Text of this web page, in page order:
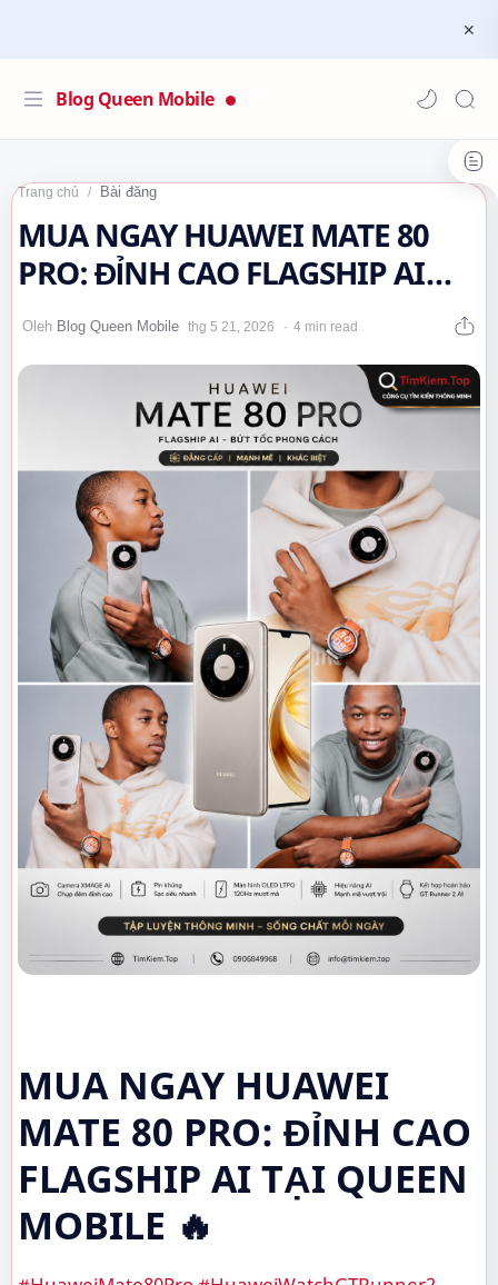
Blog Queen Mobile
Trang chủ Bài đăng
MUA NGAY HUAWEI MATE 80
PRO: ĐỈNH CAO FLAGSHIP AI
TẠI QUEEN MOBILE 🔥4 min read
MUA NGAY HUAWEI
MATE 80 PRO: ĐỈNH CAO
FLAGSHIP AI TẠI QUEEN
MOBILE 🔥